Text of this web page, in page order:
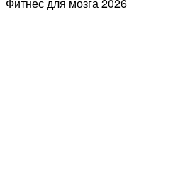
Фитнес для мозга2026